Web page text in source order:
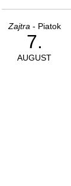
Zajtra - Piatok
7.
AUGUST